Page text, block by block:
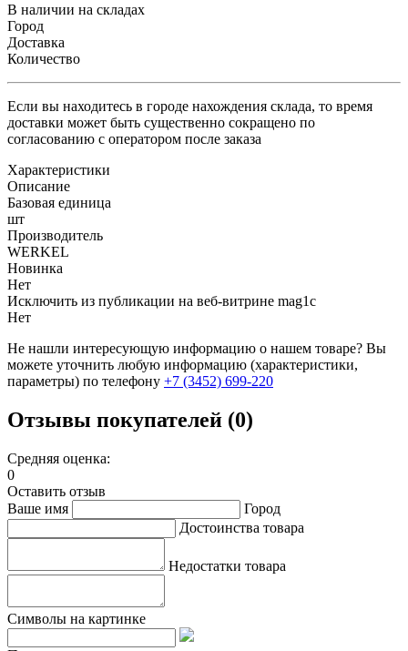
В наличии на складах
Город
Доставка
Количество
Если вы находитесь в городе нахождения склада, то время
доставки может быть существенно сокращено по
согласованию с оператором после заказа
Характеристики
Описание
Базовая единица
шт
Производитель
WERKEL
Новинка
Нет
Исключить из публикации на веб-витрине mag1c
Нет
Не нашли интересующую информацию о нашем товаре? Вы
можете уточнить любую информацию (характеристики,
параметры) по телефону +7 (3452) 699-220
Отзывы покупателей (0)
Средняя оценка:
0
Оставить отзыв
Ваше имя
Город
Достоинства товара
Недостатки товара
Символы на картинке